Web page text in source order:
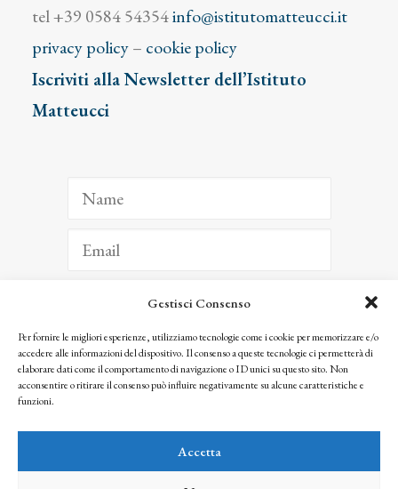
Gestisci Consenso
Per fornire le migliori esperienze, utilizziamo tecnologie come i cookie per memorizzare e/o
accedere alle informazioni del dispositivo. Il consenso a queste tecnologie ci permetterà di
elaborare dati come il comportamento di navigazione o ID unici su questo sito. Non
acconsentire o ritirare il consenso può influire negativamente su alcune caratteristiche e
funzioni.
Accetta
tel +39 0584 54354info@istitutomatteucci.it
privacy policy– cookie policy
Iscriviti alla Newsletter dell’Istituto
Matteucci
ISCRIVITI
Facendo clic per iscriverti, riconosci che le tue informazioni saranno trattate
seguendo la nostra Privacy Policy
© 2025 Istituto Matteucci. All right reserved
l’autorizzazione scritta dei proprietari dei diritti e dell’Istituto Matteucci